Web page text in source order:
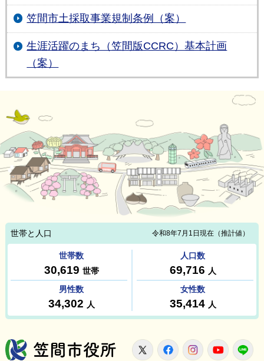
笠間市土採取事業規制条例（案）
生涯活躍のまち（笠間版CCRC）基本計画
（案）
笠間市役所
X FacebookInstagram